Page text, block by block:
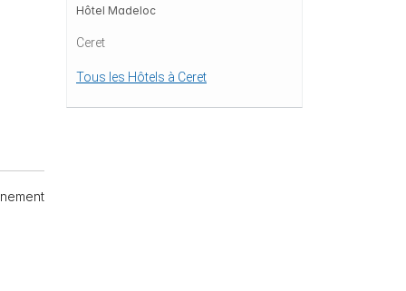
Hôtel Madeloc
Ceret
Tous les Hôtels à Ceret